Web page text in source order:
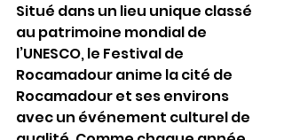
Situé dans un lieu unique classé
au patrimoine mondial de
l’UNESCO, le Festival de
Rocamadour anime la cité de
Rocamadour et ses environs
avec un événement culturel de